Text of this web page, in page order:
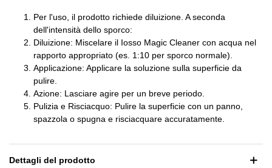
Per l'uso, il prodotto richiede diluizione. A seconda
dell'intensità dello sporco:
Diluizione: Miscelare il Iosso Magic Cleaner con acqua nel
rapporto appropriato (es. 1:10 per sporco normale).
Applicazione: Applicare la soluzione sulla superficie da
pulire.
Azione: Lasciare agire per un breve periodo.
Pulizia e Risciacquo: Pulire la superficie con un panno,
spazzola o spugna e risciacquare accuratamente.
Dettagli del prodotto